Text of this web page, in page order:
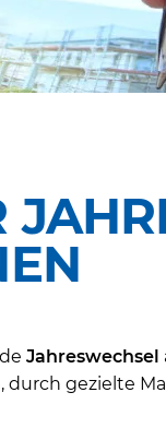
Jahreswechsel
gezielte